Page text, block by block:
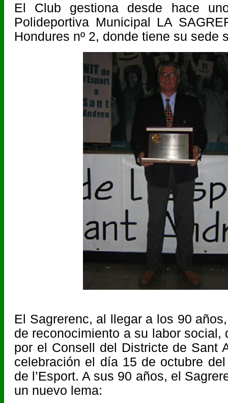
El Club gestiona desde hace
Polideportiva Municipal LA
Hondures nº 2, donde tiene su sede
El Sagrerenc, al llegar a los 90
de reconocimiento a su labor social,
por el Consell del Districte de Sant
celebración el día 15 de octubre
de l’Esport. A sus 90 años, el
un nuevo lema: